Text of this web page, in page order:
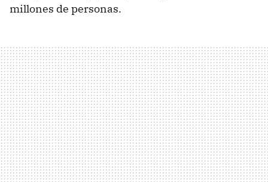
millones de personas.